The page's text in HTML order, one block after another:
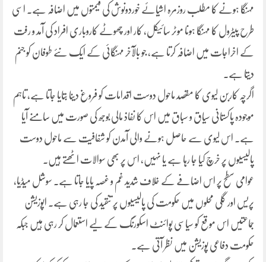
مہنگا ہونے کا مطلب روزمرہ اشیائے خوردونوش کی قیمتوں میں اضافہ ہے۔ اسی
طرح پیٹرول کا مہنگا ہونا موٹر سائیکل، کار اور چھوٹے کاروباری افراد کی آمد و رفت
کے اخراجات میں اضافہ کرتا ہے، جو بالآخر مہنگائی کے ایک نئے طوفان کو جنم
دیتا ہے۔
اگرچہ کاربن لیوی کا مقصد ماحول دوست اقدامات کو فروغ دینا بتایا جاتا ہے، تاہم
موجودہ پاکستانی سیاق و سباق میں اس کا نفاذ مالی بوجھ کی صورت میں سامنے آیا
ہے۔ اس لیوی سے حاصل ہونے والی آمدن کو شفافیت سے ماحول دوست
پالیسیوں پر خرچ کیا جا رہا ہے یا نہیں، اس پر بھی سوالات اٹھتے ہیں۔
عوامی سطح پر اس اضافے کے خلاف شدید غم و غصہ پایا جاتا ہے۔ سوشل میڈیا،
پریس اور گلی محلوں میں حکومت کی پالیسیوں پر تنقید کی جا رہی ہے۔ اپوزیشن
جماعتیں اس موقع کو سیاسی پوائنٹ اسکورنگ کے لیے استعمال کر رہی ہیں جبکہ
حکومت دفاعی پوزیشن میں نظر آتی ہے۔